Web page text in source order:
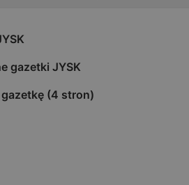
gazetki JYSK
(4 stron)